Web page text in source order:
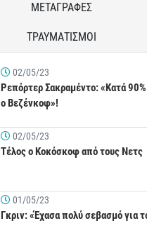
ΜΕΤΑΓΡΑΦΕΣ
ΤΡΑΥΜΑΤΙΣΜΟΙ
02/05/23
Ρεπόρτερ Σακραμέντο: «Κατά
ο Βεζένκοφ»!
02/05/23
Τέλος ο Κοκόσκοφ από τους Νετς
01/05/23
Γκριν: «Έχασα πολύ σεβασμό για